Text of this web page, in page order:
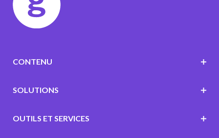
CONTENU
SOLUTIONS
OUTILS ET SERVICES